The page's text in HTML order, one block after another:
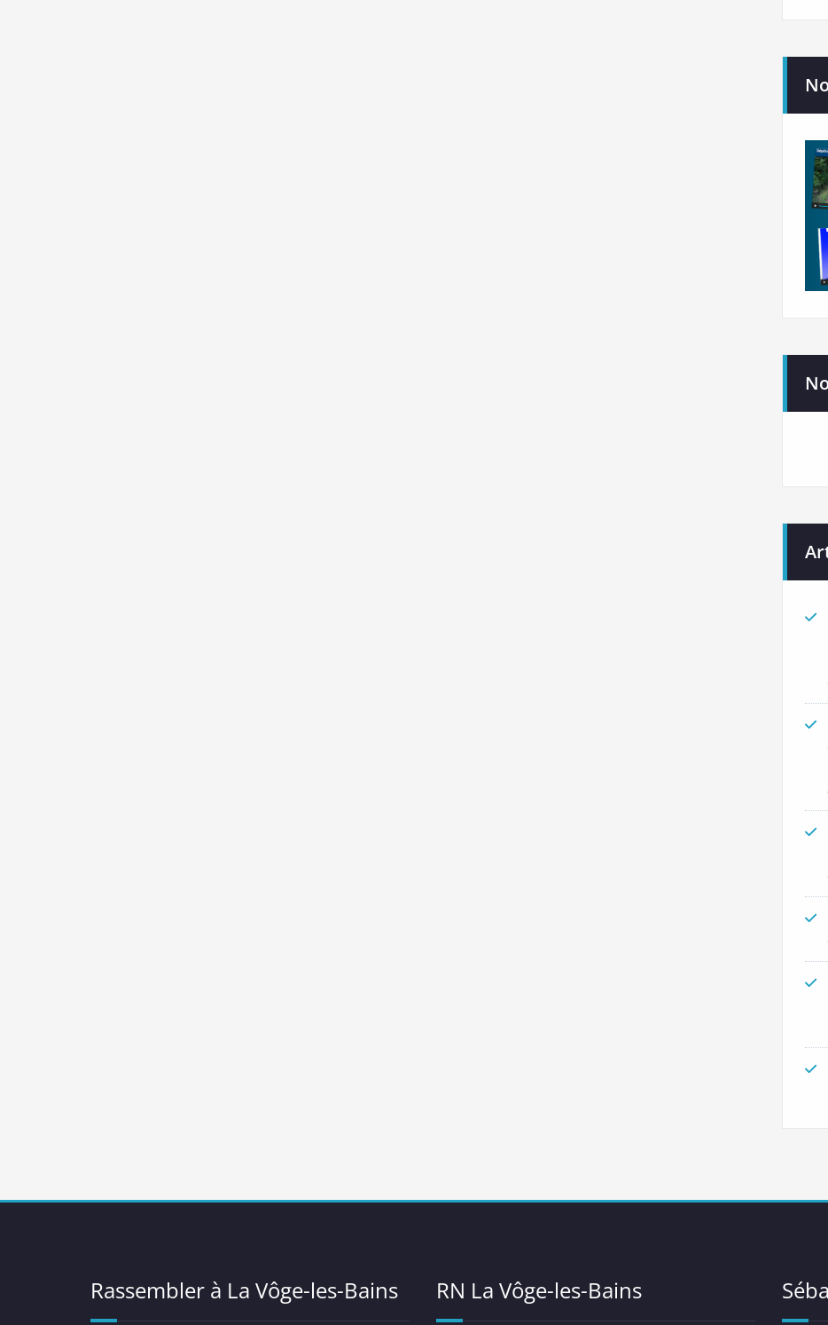
Rassembler à La Vôge-les-Bains RN La Vôge-les-Bains